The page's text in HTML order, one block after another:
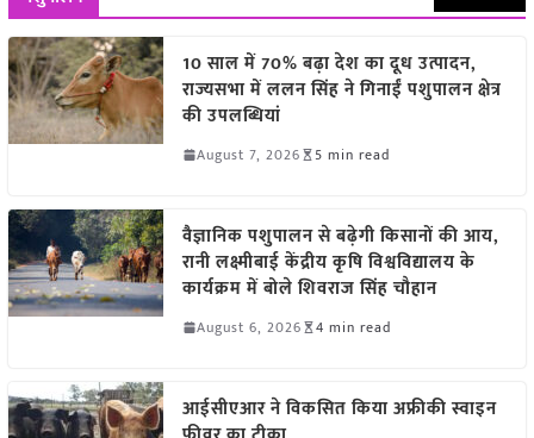
10 साल में 70% बढ़ा देश का दूध उत्पादन,
राज्यसभा में ललन सिंह ने गिनाईं पशुपालन क्षेत्र
की उपलब्धियां
August 7, 2026 5 min read
वैज्ञानिक पशुपालन से बढ़ेगी किसानों की आय,
रानी लक्ष्मीबाई केंद्रीय कृषि विश्वविद्यालय के
कार्यक्रम में बोले शिवराज सिंह चौहान
August 6, 2026 4 min read
आईसीएआर ने विकसित किया अफ्रीकी स्वाइन